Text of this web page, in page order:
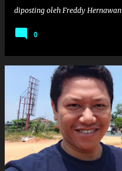
diposting oleh Freddy Hernawan
0